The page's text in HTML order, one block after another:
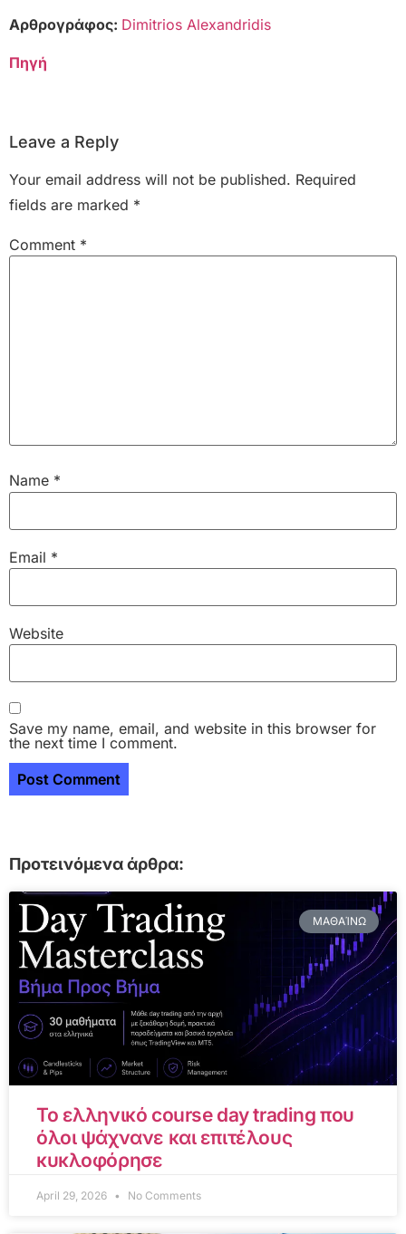
Αρθρογράφος: Dimitrios Alexandridis
Πηγή
Leave a Reply
Your email address will not be published. Required
fields are marked *
Comment *
Name *
Email *
Website
Save my name, email, and website in this browser for
the next time I comment.
Προτεινόμενα άρθρα:
ΜΑΘΑΊΝΩ
Το ελληνικό course day trading που
όλοι ψάχνανε και επιτέλους
κυκλοφόρησε
April 29, 2026 No Comments